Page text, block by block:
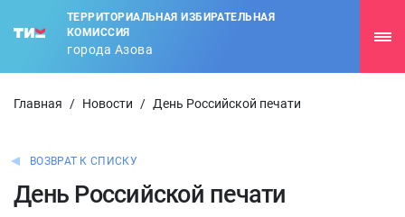
ТЕРРИТОРИАЛЬНАЯ ИЗБИРАТЕЛЬНАЯ
КОМИССИЯ
города Азова
Главная / Новости / День Российской печати
ВОЗВРАТ К СПИСКУ
День Российской печати